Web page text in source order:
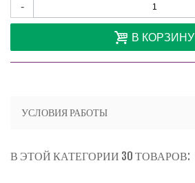
-
В КОРЗИНУ
УСЛОВИЯ РАБОТЫ
В ЭТОЙ КАТЕГОРИИ 30 ТОВАРОВ: